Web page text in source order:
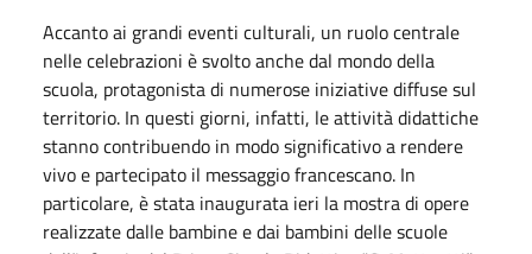
Accanto ai grandi eventi culturali, un ruolo centrale
nelle celebrazioni è svolto anche dal mondo della
scuola, protagonista di numerose iniziative diffuse sul
territorio. In questi giorni, infatti, le attività didattiche
stanno contribuendo in modo significativo a rendere
vivo e partecipato il messaggio francescano. In
particolare, è stata inaugurata ieri la mostra di opere
realizzate dalle bambine e dai bambini delle scuole